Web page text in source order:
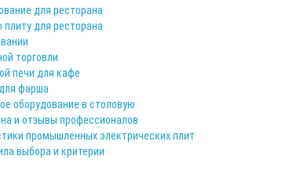
для ресторана
для ресторана
торговли
печи для кафе
фарша
оборудование в столовую
и отзывы профессионалов
промышленных электрических плит
выбора и критерии